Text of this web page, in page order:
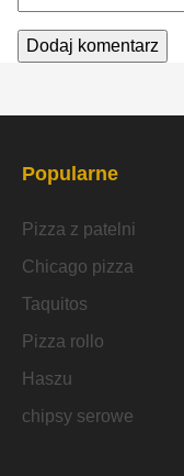
Popularne
Pizza z patelni
Chicago pizza
Taquitos
Pizza rollo
Haszu
chipsy serowe